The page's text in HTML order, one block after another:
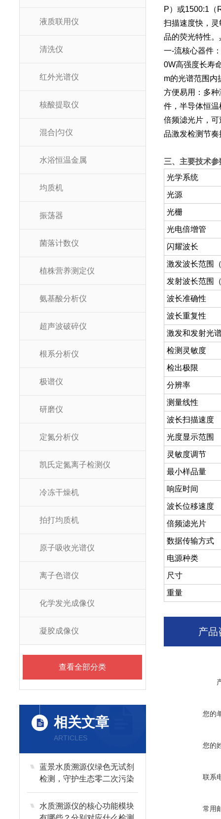
液质联用仪
清洗仪
红外光谱仪
核酸提取仪
混合|匀仪
水浴恒温金属
均质机
振荡器
菌落计数仪
植株营养测定仪
氨基酸分析仪
超声波破碎仪
根系分析仪
极谱仪
研磨仪
定氮分析仪
凯氏定氮离子检测仪
冷冻干燥机
拍打均质机
原子吸收光谱仪
离子色谱仪
化学发光成像仪
凝胶成像仪
查看全部分类
相关文章
ARTICLES
蓝景水质溯源仪绿色无试剂
检测，守护生态零二次污染
水质溯源仪的核心功能模块
P）或1500:1（
扫描速度快，
品的荧光特性
一-流核心器件
0W高强度长寿
m的光谱范围内
方便易用：多
件，半导体恒
倍频滤光片，
品激发检测节
三、主要技术参
光学系统
光源
光栅
光电倍增管
闪耀波长
激发波长范围
发射波长范围
波长准确性
波长重复性
激发和发射光
检测灵敏度
检出极限
分辨率
测量线性
波长扫描速度
光度显示范围
灵敏度调节
最小样品量
响应时间
波长位移速度
倍频滤光片
数据传输方式
电源种类
尺寸
重量
产品
您的
您的
联系
常用